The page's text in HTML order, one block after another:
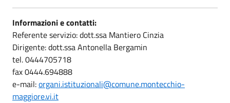
Informazioni e contatti:
Referente servizio: dott.ssa Mantiero Cinzia
Dirigente: dott.ssa Antonella Bergamin
tel. 0444705718
fax 0444.694888
e-mail:organi.istituzionali@comune.montecchio-
maggiore.vi.it